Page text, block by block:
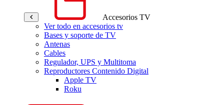
Accesorios TV
Ver todo en accesorios tv
Bases y soporte de TV
Antenas
Cables
Regulador, UPS y Multitoma
Reproductores Contenido Digital
Apple TV
Roku